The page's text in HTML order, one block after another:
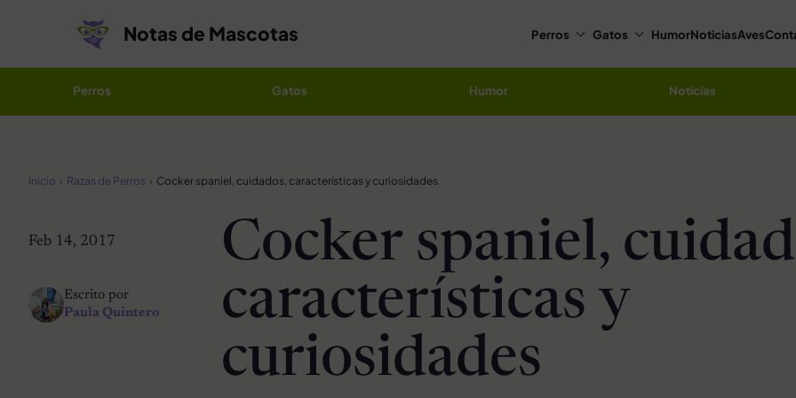
Notas de Mascotas Perros Gatos HumorNoticiasAves
Perros Gatos Humor Noticias
Inicio Razas de Perros Cocker spaniel, cuidados, características y curiosidades
Feb 14, 2017
Escrito por
Paula Quintero
Cocker spaniel,
características y
curiosidades